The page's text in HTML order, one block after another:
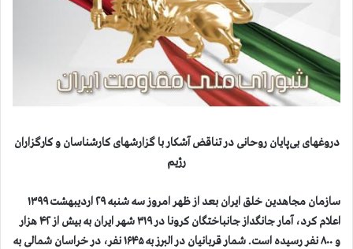
دروغهای بی‌پایان روحانی در تناقض آشکار با گزارشهای کارشناسان و کارگزاران
رژیم
سازمان مجاهدین خلق ایران بعد از ظهر امروز سه شنبه ۲۹ اردیبهشت ۱۳۹۹
اعلام کرد، آمار جانگداز جانباختگان کرونا در ۳۱۹ شهر ایران به بیش از ۴۲ هزار
و ۸۰۰ نفر رسیده است. شمار قربانیان در البرز به ۱۶۴۵ نفر، در خراسان شمالی به